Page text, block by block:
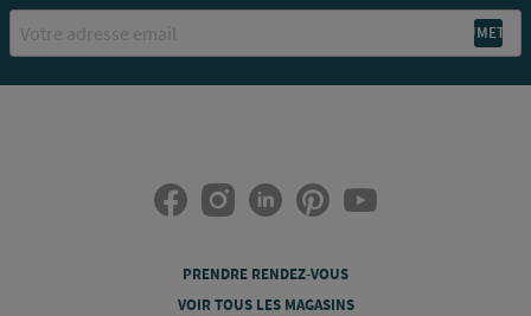
Email
PRENDRE RENDEZ-VOUS
VOIR TOUS LES MAGASINS